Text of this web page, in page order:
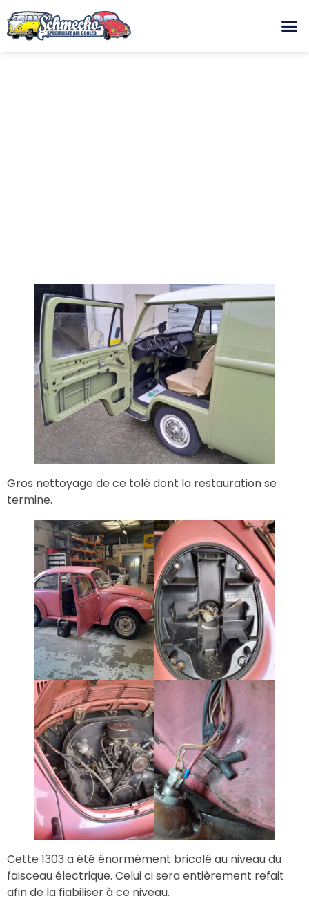
Gros nettoyage de ce tolé dont la restauration se
termine.
Cette 1303 a été énormément bricolé au niveau du
faisceau électrique. Celui ci sera entièrement refait
afin de la fiabiliser à ce niveau.